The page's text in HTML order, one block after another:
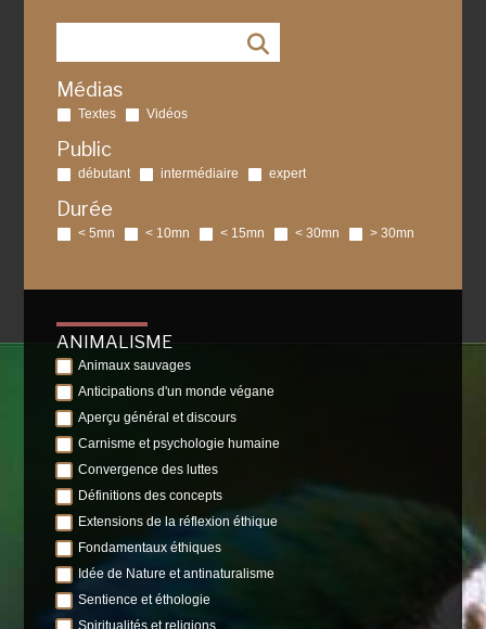
Médias
Textes Vidéos
Public
débutant intermédiaire expert
Durée
< 5mn < 10mn < 15mn < 30mn > 30mn
ANIMALISME
Animaux sauvages
Anticipations d'un monde végane
Aperçu général et discours
Carnisme et psychologie humaine
Convergence des luttes
Définitions des concepts
Extensions de la réflexion éthique
Fondamentaux éthiques
Idée de Nature et antinaturalisme
Sentience et éthologie
Spiritualités et religions